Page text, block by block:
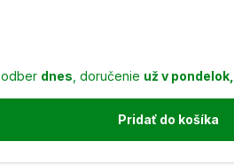
dnes , doručenie už v
Pridať do košíka